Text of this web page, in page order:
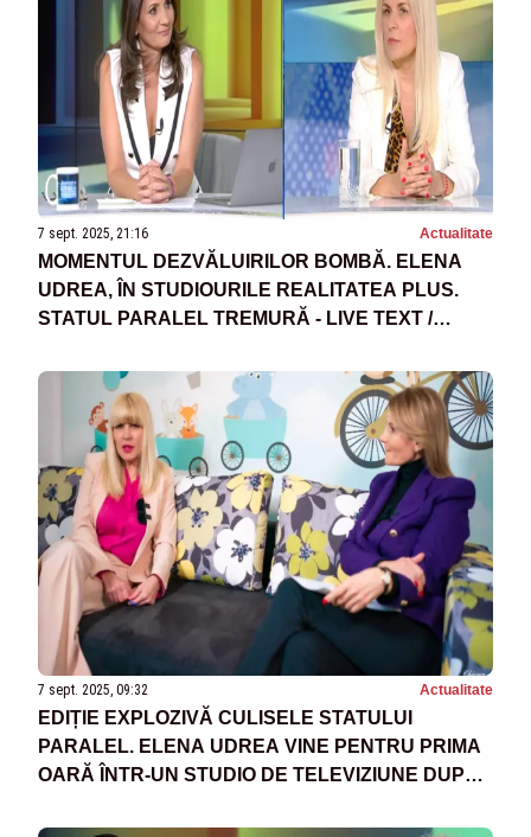
7 sept. 2025, 21:16 Actualitate
MOMENTUL DEZVĂLUIRILOR BOMBĂ. ELENA
UDREA, ÎN STUDIOURILE REALITATEA PLUS.
STATUL PARALEL TREMURĂ - LIVE TEXT /
7 sept. 2025, 09:32 Actualitate
EDIȚIE EXPLOZIVĂ CULISELE STATULUI
PARALEL. ELENA UDREA VINE PENTRU PRIMA
OARĂ ÎNTR-UN STUDIO DE TELEVIZIUNE DUPĂ